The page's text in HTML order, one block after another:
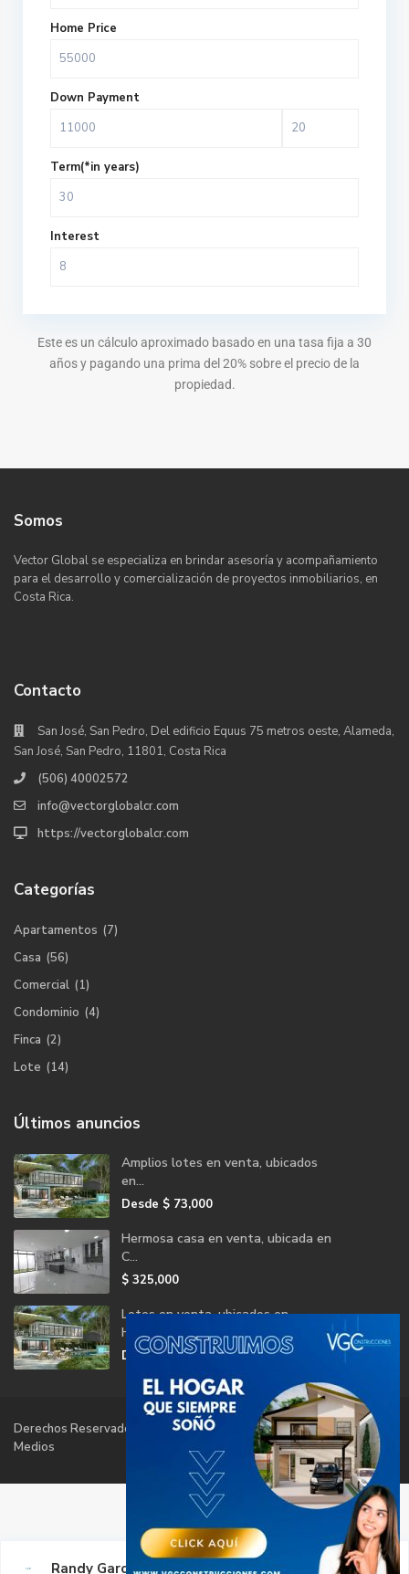
Home Price
Down Payment
Term(*in years)
Interest
Este es un cálculo aproximado basado en una tasa fija a 30
años y pagando una prima del 20% sobre el precio de la
propiedad.
Somos
Vector Global se especializa en brindar asesoría y acompañamiento
para el desarrollo y comercialización de proyectos inmobiliarios, en
Costa Rica.
Contacto
San José, San Pedro, Del edificio Equus 75 metros oeste, Alameda,
San José, San Pedro, 11801, Costa Rica
(506) 40002572
info@vectorglobalcr.com
https://vectorglobalcr.com
Categorías
Apartamentos (7)
Casa (56)
Comercial (1)
Condominio (4)
Finca (2)
Lote (14)
Últimos anuncios
Amplios lotes en venta, ubicados
en...
Desde $ 73,000
Hermosa casa en venta, ubicada en
C...
$ 325,000
Lotes en venta, ubicados en
Herradu...
Desde$ 73,000
Derechos Reservados Vector Global | Diseño y hosting por HIT
Medios
Randy García